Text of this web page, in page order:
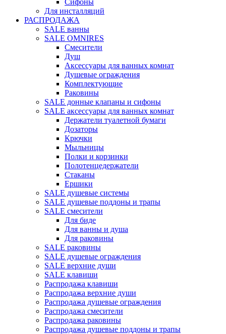
Сифоны
Для инсталляций
РАСПРОДАЖА
SALE ванны
SALE OMNIRES
Смесители
Душ
Аксессуары для ванных комнат
Душевые ограждения
Комплектующие
Раковины
SALE донные клапаны и сифоны
SALE аксессуары для ванных комнат
Держатели туалетной бумаги
Дозаторы
Крючки
Мыльницы
Полки и корзинки
Полотенцедержатели
Стаканы
Ершики
SALE душевые системы
SALE душевые поддоны и трапы
SALE смесители
Для биде
Для ванны и душа
Для раковины
SALE раковины
SALE душевые ограждения
SALE верхние души
SALE клавиши
Распродажа клавиши
Распродажа верхние души
Распродажа душевые ограждения
Распродажа смесители
Распродажа раковины
Распродажа душевые поддоны и трапы